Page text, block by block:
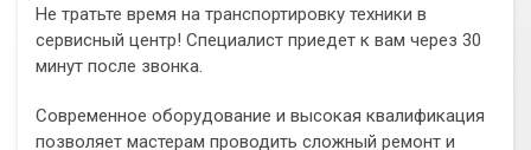
Не тратьте время на транспортировку техники в
сервисный центр! Специалист приедет к вам через 30
минут после звонка.
Современное оборудование и высокая квалификация
позволяет мастерам проводить сложный ремонт и